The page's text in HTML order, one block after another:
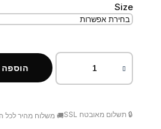
Size
🔒 תשלום מאובטח SSL 🚚 משלוח מהיר לכל